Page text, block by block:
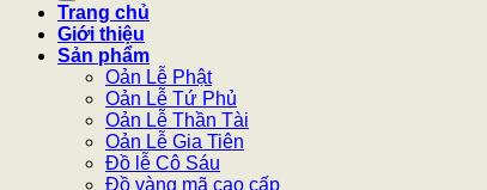
Trang chủ
Giới thiệu
Sản phẩm
Oản Lễ Phật
Oản Lễ Tứ Phủ
Oản Lễ Thần Tài
Oản Lễ Gia Tiên
Đồ lễ Cô Sáu
Đồ vàng mã cao cấp